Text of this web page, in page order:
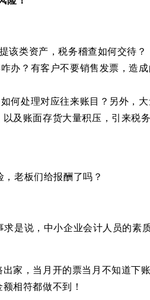
该类资产，税务稽查如何交待？
办？有客户不要销售发票，造成
何处理对应往来账目？另外，
及账面存货大量积压，引来税
老板们给报酬了吗？
是说，中小企业会计人员的素
家，当月开的票当月不知道下
相符都做不到！